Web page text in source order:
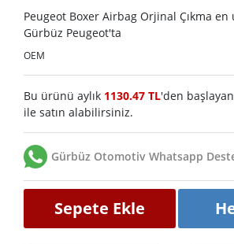
Peugeot Boxer Airbag Orjinal Çıkma
Gürbüz Peugeot'ta
OEM
Bu ürünü aylık 1130.47 TL'den
ile satın alabilirsiniz.
Gürbüz Otomotiv Whatsapp
Sepete Ekle